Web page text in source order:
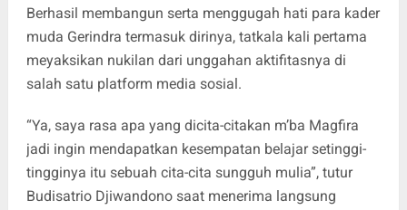
Berhasil membangun serta menggugah hati para kader
muda Gerindra termasuk dirinya, tatkala kali pertama
meyaksikan nukilan dari unggahan aktifitasnya di
salah satu platform media sosial.
“Ya, saya rasa apa yang dicita-citakan m’ba Magfira
jadi ingin mendapatkan kesempatan belajar setinggi-
tingginya itu sebuah cita-cita sungguh mulia”, tutur
Budisatrio Djiwandono saat menerima langsung